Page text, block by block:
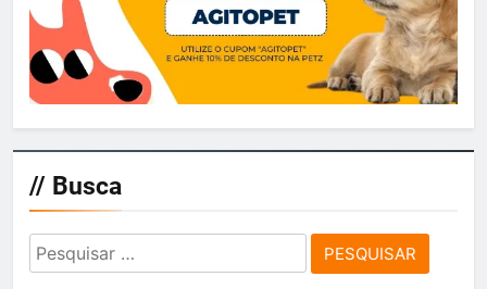
// Busca
Pesquisar
por: